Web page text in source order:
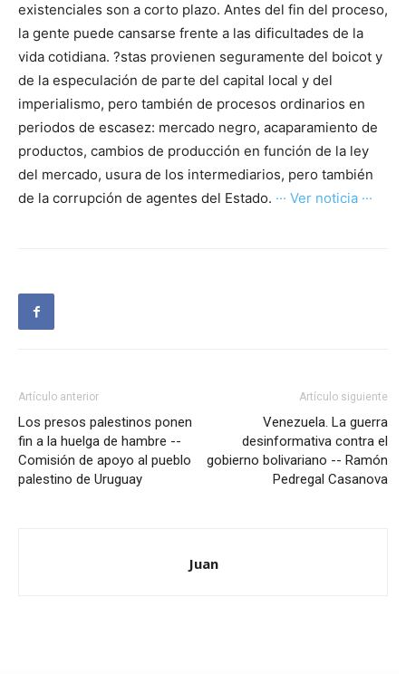
existenciales son a corto plazo. Antes del fin del proceso,
la gente puede cansarse frente a las dificultades de la
vida cotidiana. ?stas provienen seguramente del boicot y
de la especulación de parte del capital local y del
imperialismo, pero también de procesos ordinarios en
periodos de escasez: mercado negro, acaparamiento de
productos, cambios de producción en función de la ley
del mercado, usura de los intermediarios, pero también
de la corrupción de agentes del Estado. ··· Ver noticia ···
Artículo anterior
Los presos palestinos ponen
fin a la huelga de hambre --
Comisión de apoyo al pueblo
palestino de Uruguay
Artículo siguiente
Venezuela. La guerra
desinformativa contra el
gobierno bolivariano -- Ramón
Pedregal Casanova
Juan